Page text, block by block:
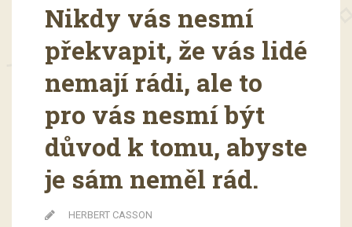
Nikdy vás nesmí
překvapit, že vás lidé
nemají rádi, ale to
pro vás nesmí být
důvod k tomu, abyste
je sám neměl rád.
HERBERT CASSON